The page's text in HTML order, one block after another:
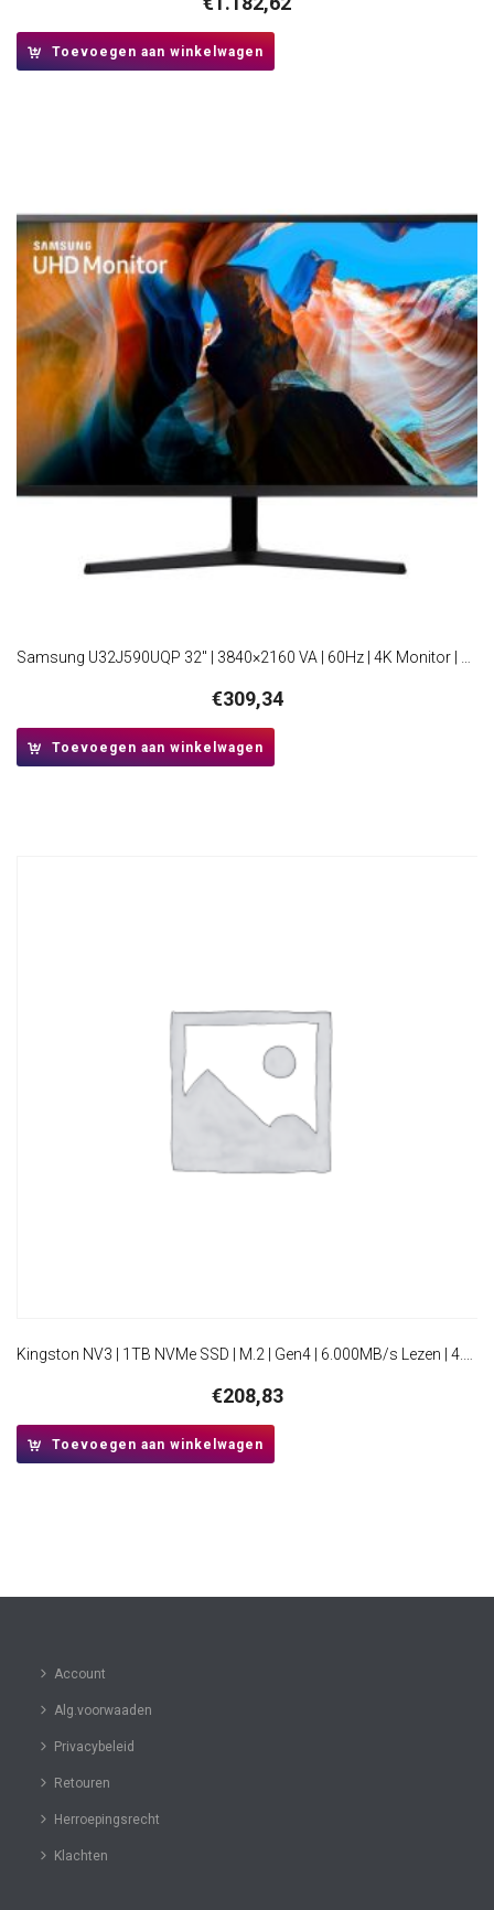
Toevoegen aan winkelwagen
€309,34
Toevoegen aan winkelwagen
Kingston NV3 | 1TB NVMe SSD | M.2 | Gen4 | 6.000MB/s Lezen | 4.000MB/s Schrijven
€208,83
Toevoegen aan winkelwagen
Account
Alg.voorwaaden
Privacybeleid
Retouren
Herroepingsrecht
Klachten